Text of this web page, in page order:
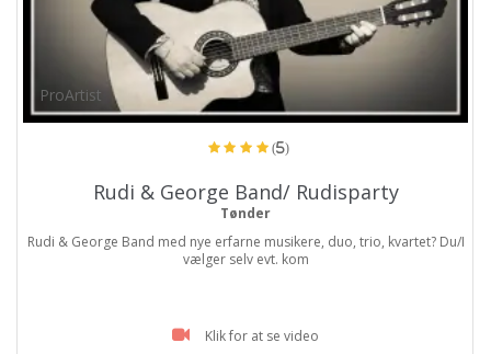
ProArtist
(5)
Rudi & George Band/ Rudisparty
Tønder
Rudi & George Band med nye erfarne musikere, duo, trio, kvartet? Du/I
vælger selv evt. kom
Klik for at se video